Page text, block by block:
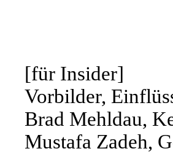
[für Insider]
Vorbilder,
Brad Mehldau,
Mustafa Zadeh,